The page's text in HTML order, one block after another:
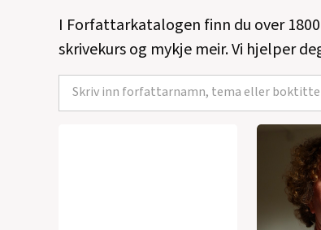
I Forfattarkatalogen finn du over
skrivekurs og mykje meir. Vi hjelper